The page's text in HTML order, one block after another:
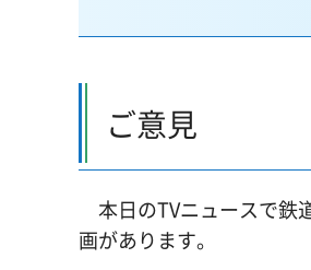
ご意見
本日のTVニュースで鉄
画があります。